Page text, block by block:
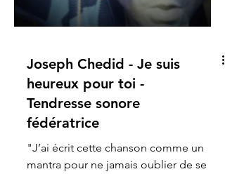
Joseph Chedid - Je suis
heureux pour toi -
Tendresse sonore
fédératrice
"J’ai écrit cette chanson comme un
mantra pour ne jamais oublier de se